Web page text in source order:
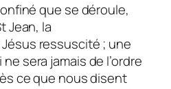
que se déroule,
Jean, la
ressuscité ; une
sera jamais de l’ordre
ce que nous disent